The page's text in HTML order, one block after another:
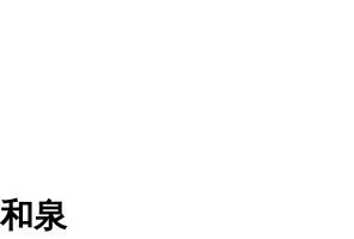
和泉